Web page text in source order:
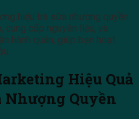
hiệu trà sữa nhượng quyền
cấp nguyên liệu, và
hành quán, giúp bạn hoạt
Hiệu Quả
Nhượng Quyền